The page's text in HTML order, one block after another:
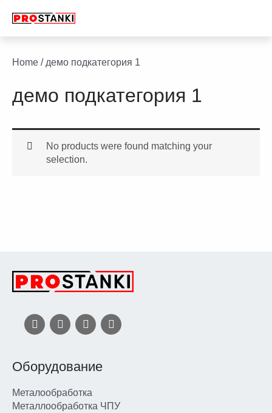
Home / демо подкатегория 1
демо подкатегория 1
No products were found matching your
selection.
Оборудование
Металообработка
Металлообработка ЧПУ